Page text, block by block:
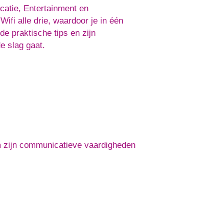
Entertainment en
alle drie, waardoor je in één
praktische tips en zijn
slag gaat.
communicatieve vaardigheden